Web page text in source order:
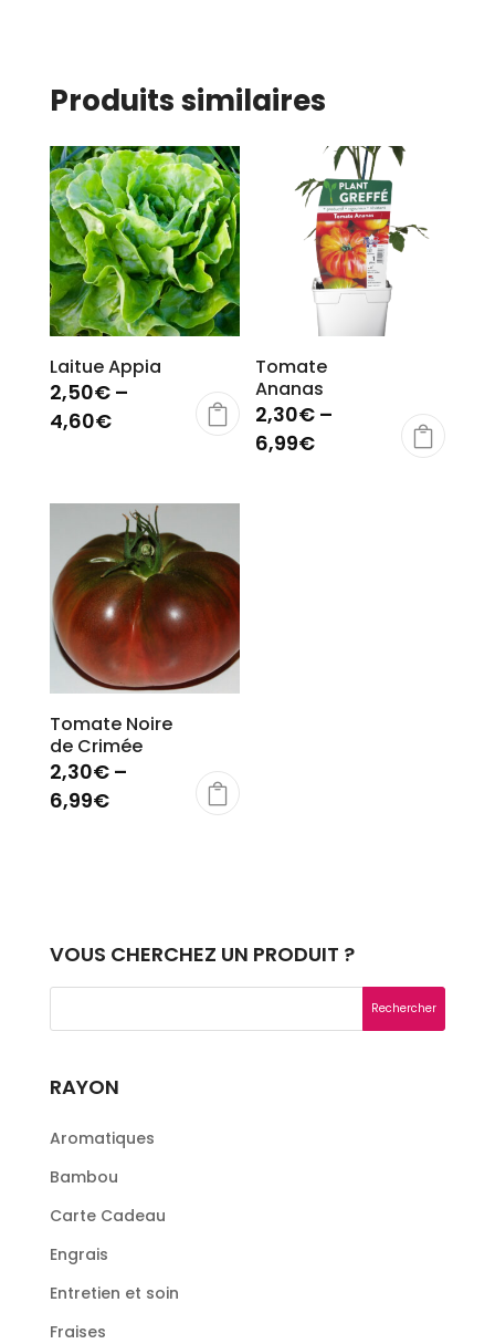
Produits similaires
Laitue Appia
2,50€–
4,60€
Tomate
Ananas
2,30€ –
6,99€
Tomate Noire
de Crimée
2,30€–
6,99€
VOUS CHERCHEZ UN PRODUIT ?
RAYON
Aromatiques
Bambou
Carte Cadeau
Engrais
Entretien et soin
Fraises